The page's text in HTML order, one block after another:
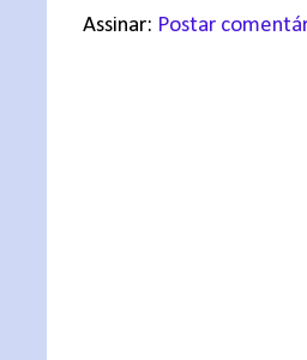
Assinar: Postar